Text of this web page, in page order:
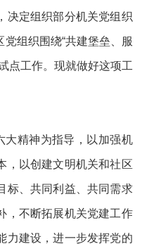
决定组织部分机关党组织
组织围绕“共建堡垒、服
点工作。现就做好这项工
大精神为指导，以加强机
，以创建文明机关和社区
标、共同利益、共同需求
，不断拓展机关党建工作
力建设，进一步发挥党的